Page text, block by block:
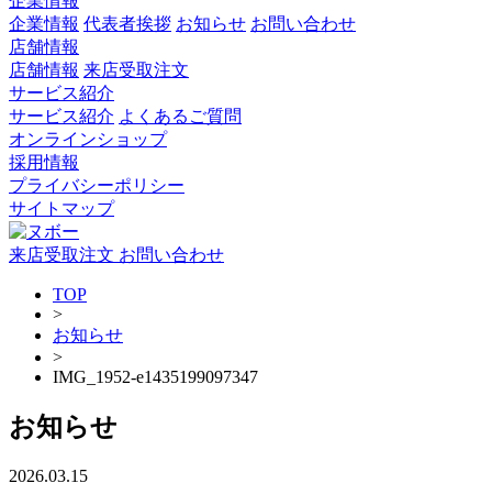
企業情報 代表者挨拶 お知らせ お問い合わせ
店舗情報
店舗情報 来店受取注文
サービス紹介
サービス紹介 よくあるご質問
オンラインショップ
採用情報
プライバシーポリシー
サイトマップ
来店受取注文 お問い合わせ
TOP
>
お知らせ
>
IMG_1952-e1435199097347
お知らせ
2026.03.15